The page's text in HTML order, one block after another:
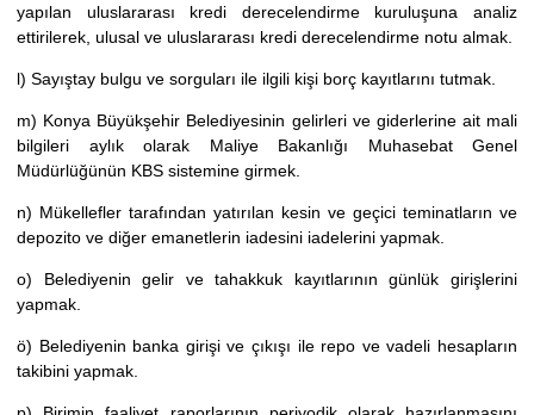
yapılan uluslararası kredi derecelendirme kuruluşuna analiz
ettirilerek, ulusal ve uluslararası kredi derecelendirme notu almak.
l) Sayıştay bulgu ve sorguları ile ilgili kişi borç kayıtlarını tutmak.
m) Konya Büyükşehir Belediyesinin gelirleri ve giderlerine ait mali
bilgileri aylık olarak Maliye Bakanlığı Muhasebat Genel
Müdürlüğünün KBS sistemine girmek.
n) Mükellefler tarafından yatırılan kesin ve geçici teminatların ve
depozito ve diğer emanetlerin iadesini iadelerini yapmak.
o) Belediyenin gelir ve tahakkuk kayıtlarının günlük girişlerini
yapmak.
ö) Belediyenin banka girişi ve çıkışı ile repo ve vadeli hesapların
takibini yapmak.